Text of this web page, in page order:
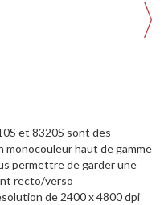
et 8320S sont des
monocouleur haut de gamme
permettre de garder une
recto/verso
de 2400 x 4800 dpi